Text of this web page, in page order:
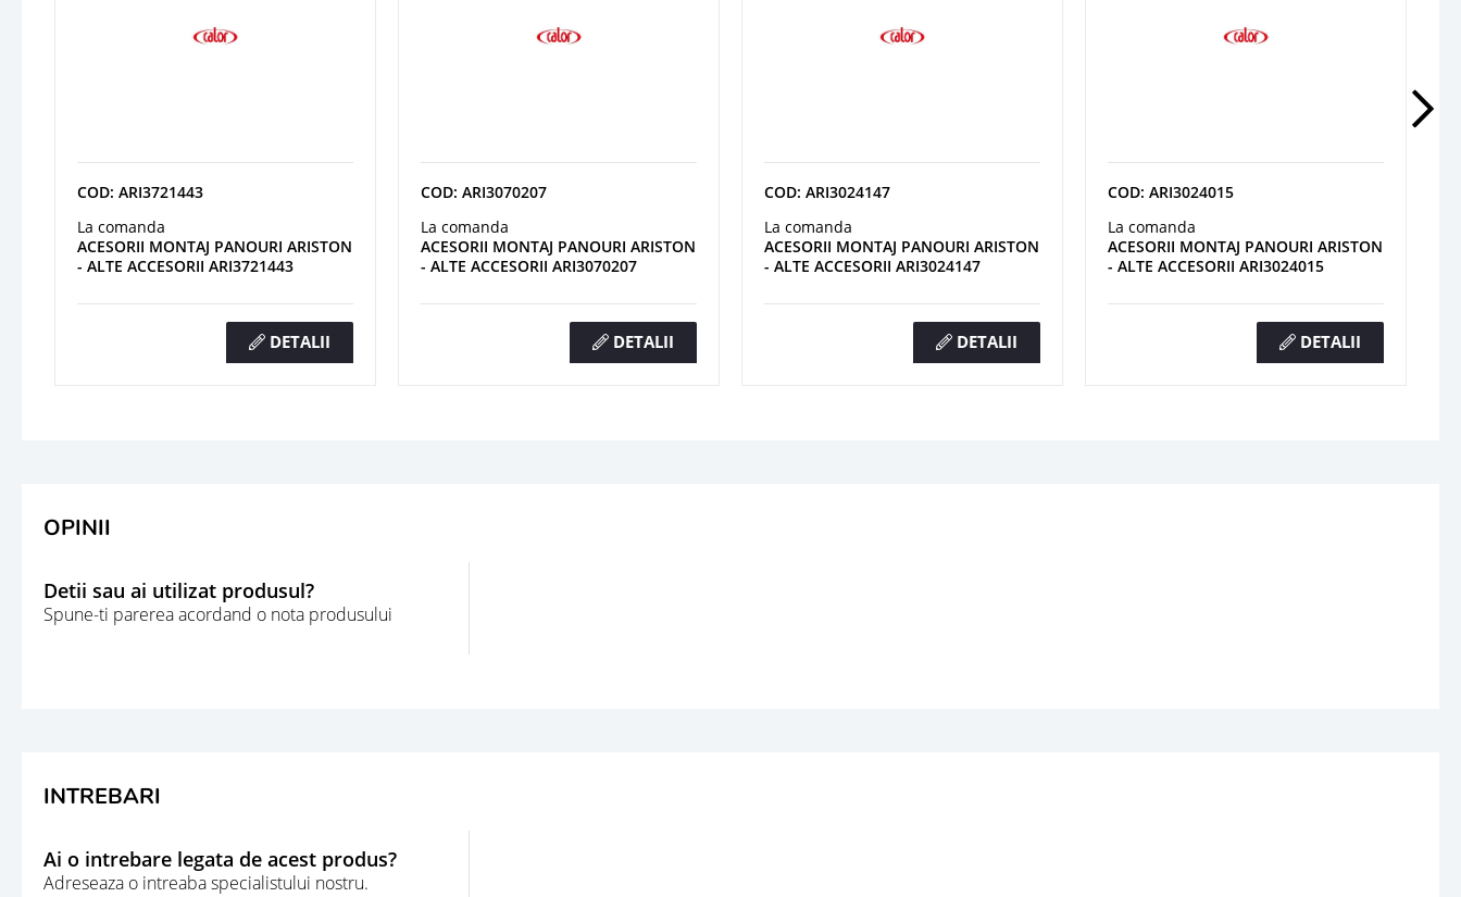
COD: ARI3721443
La comanda
ACESORII MONTAJ PANOURI ARISTON
- ALTE ACCESORII ARI3721443
DETALII
COD: ARI3070207
La comanda
ACESORII MONTAJ PANOURI ARISTON
- ALTE ACCESORII ARI3070207
DETALII
COD: ARI3024147
La comanda
ACESORII MONTAJ PANOURI ARISTON
- ALTE ACCESORII ARI3024147
DETALII
COD: ARI3024015
La comanda
ACESORII MONTAJ PANOURI ARISTON
- ALTE ACCESORII ARI3024015
DETALII
OPINII
Detii sau ai utilizat produsul?
Spune-ti parerea acordand o nota produsului
INTREBARI
Ai o intrebare legata de acest produs?
Adreseaza o intreaba specialistului nostru.